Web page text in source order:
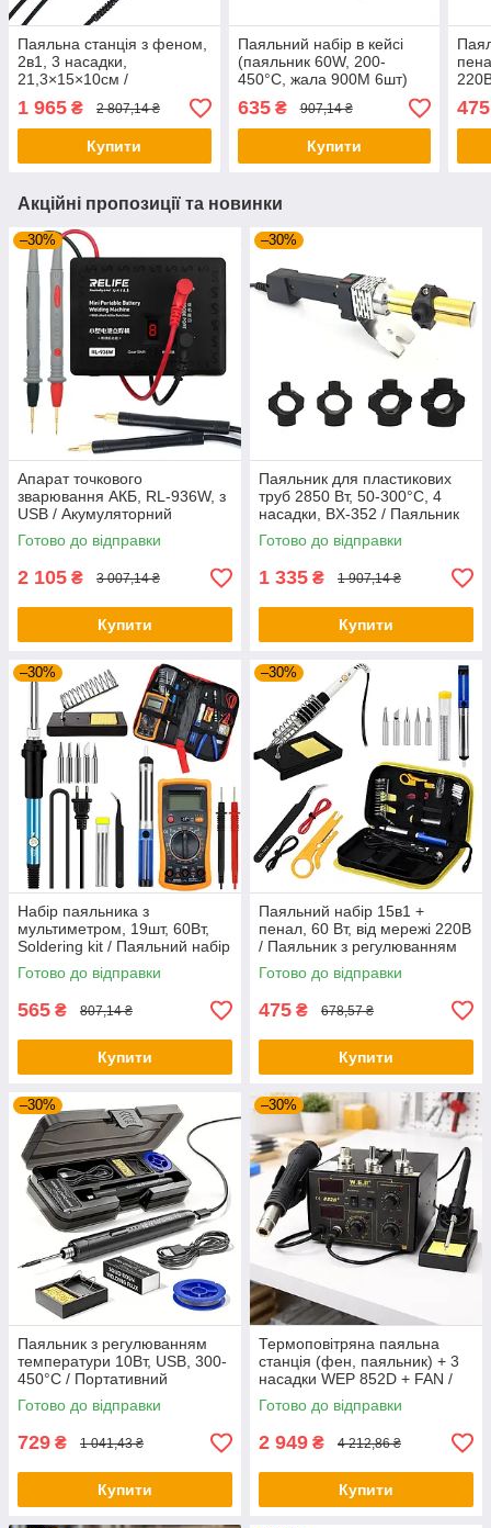
Паяльна станція з феном,
2в1, 3 насадки,
21,3×15×10см /
Термоповітряна паяльна
станція / Станція для
пайки / Набір для пайки
1 965 ₴ 2 807,14 ₴
Купити
Паяльний набір в кейсі
(паяльник 60W, 200-
450°C, жала 900M 6шт)
паяння / Паяльник з
регулюванням
температури
635₴ 907,14 ₴
Купити
475
Акційні пропозиції та новинки
–30%
Апарат точкового
зварювання АКБ, RL-936W, з
USB / Акумуляторний
паяльник з функцією
виявлення КЗ / Паяльник
Готово до відправки
2 105 ₴ 3 007,14 ₴
Купити
–30%
Паяльник для пластикових
труб 2850 Вт, 50-300°C, 4
насадки, BX-352 / Паяльник
для труб / Паяльник для
пайки труб
Готово до відправки
1 335 ₴ 1 907,14 ₴
Купити
–30%
Набір паяльника з
мультиметром, 19шт, 60Вт,
Soldering kit / Паяльний набір
/ Паяльник з регулятором
температури
Готово до відправки
565 ₴ 807,14 ₴
Купити
–30%
Паяльний набір 15в1 +
пенал, 60 Вт, від мережі 220В
/ Паяльник з регулюванням
температури / Набір для
пайки
Готово до відправки
475 ₴ 678,57 ₴
Купити
–30%
Паяльник з регулюванням
температури 10Вт, USB, 300-
450°C / Портативний
паяльник / USB паяльник
Готово до відправки
729 ₴ 1 041,43 ₴
Купити
–30%
Термоповітряна паяльна
станція (фен, паяльник) + 3
насадки WEP 852D + FAN /
Паяльна станція для паяння
пластику
Готово до відправки
2 949 ₴ 4 212,86 ₴
Купити